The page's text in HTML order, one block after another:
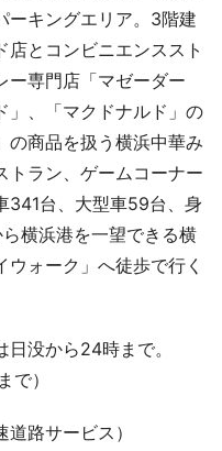
ーキングエリア。3階建
とコンビニエンススト
ー専門店「マゼーダー
」、「マクドナルド」の
の商品を扱う横浜中華み
トラン、ゲームコーナー
341台、大型車59台、身
横浜港を一望できる横
ォーク」へ徒歩で行く
没から24時まで。
で）
路サービス）